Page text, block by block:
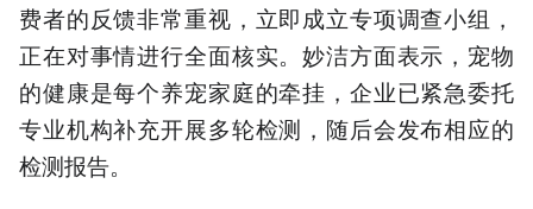
费者的反馈非常重视，立即成立专项调查小组，
正在对事情进行全面核实。妙洁方面表示，宠物
的健康是每个养宠家庭的牵挂，企业已紧急委托
专业机构补充开展多轮检测，随后会发布相应的
检测报告。